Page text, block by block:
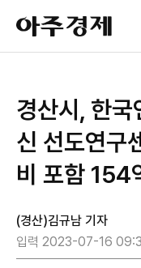
아
주
경
경산시, 한국
신 선도연구
비 포함 154
(경산)김규남 기자
입력 2023-07-16